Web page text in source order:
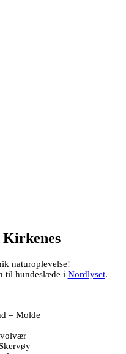
Kirkenes
naturoplevelse!
til hundeslæde i Nordlyset.
– Molde